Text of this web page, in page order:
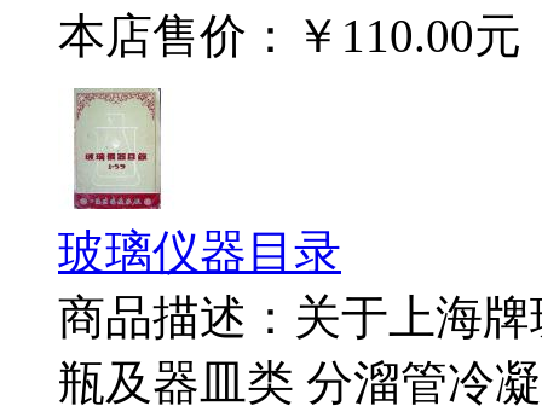
本店售价：
￥110.00元
玻璃仪器目录
商品描述：关于上海
瓶及器皿类 分溜管冷